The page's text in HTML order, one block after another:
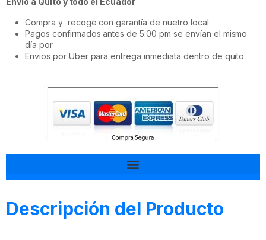
Compra y recoge con garantía de nuetro local
Pagos confirmados antes de 5:00 pm se envían el mismo
día por
Envios por Uber para entrega inmediata dentro de quito
Descripción del Producto